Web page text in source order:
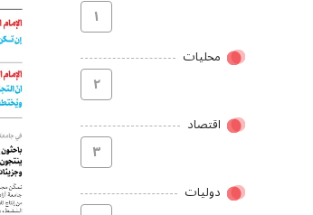
۱
محلیات
۲
اقتصاد
۳
دولیات